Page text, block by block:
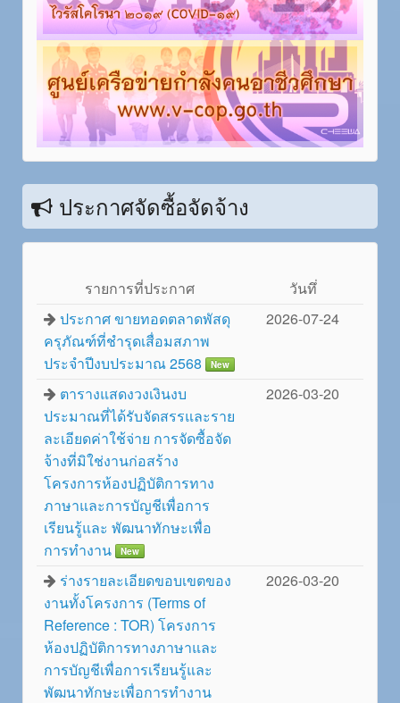
ประกาศจัดซื้อจัดจ้าง
รายการที่ประกาศ
วันทึ่
ประกาศ ขายทอดตลาดพัสดุ
ครุภัณฑ์ที่ชำรุดเสื่อมสภาพ
ประจำปีงบประมาณ 2568
New
2026-07-24
ตารางแสดงวงเงินงบ
ประมาณที่ได้รับจัดสรรและราย
ละเอียดค่าใช้จ่าย การจัดซื้อจัด
จ้างที่มิใช่งานก่อสร้าง
โครงการห้องปฏิบัติการทาง
ภาษาและการบัญชีเพื่อการ
เรียนรู้และ พัฒนาทักษะเพื่อ
การทำงาน
New
2026-03-20
ร่างรายละเอียดขอบเขตของ
งานทั้งโครงการ (Terms of
Reference : TOR) โครงการ
ห้องปฏิบัติการทางภาษาและ
การบัญชีเพื่อการเรียนรู้และ
พัฒนาทักษะเพื่อการทำงาน
2026-03-20